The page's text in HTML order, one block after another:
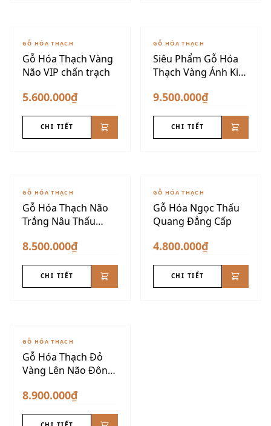
GỖ HÓA THẠCH
Gỗ Hóa Thạch Vàng
Não VIP chấn trạch
5.600.000₫
CHI TIẾT
GỖ HÓA THẠCH
Siêu Phẩm Gỗ Hóa
Thạch Vàng Ánh Kim
9.500.000₫
CHI TIẾT
GỖ HÓA THẠCH
Gỗ Hóa Thạch Não
Trắng Nâu Thấu
8.500.000₫
CHI TIẾT
GỖ HÓA THẠCH
Gỗ Hóa Ngọc Thấu
Quang Đẳng Cấp
4.800.000₫
CHI TIẾT
GỖ HÓA THẠCH
Gỗ Hóa Thạch Đỏ
Vàng Lên Não Đôn
8.900.000₫